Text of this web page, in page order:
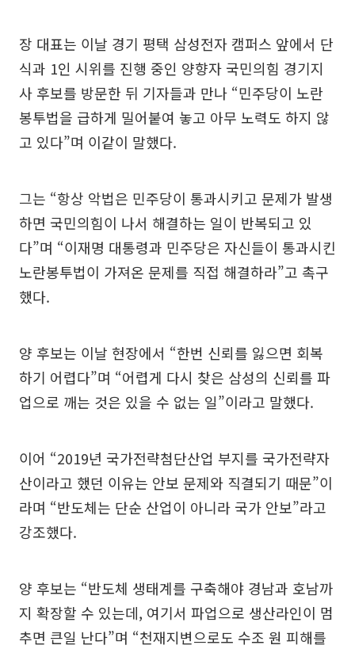
장 대표는 이날 경기 평택 삼성전자 캠퍼스 앞에서 단
식과 1인 시위를 진행 중인 양향자 국민의힘 경기지
사 후보를 방문한 뒤 기자들과 만나 “민주당이 노란
봉투법을 급하게 밀어붙여 놓고 아무 노력도 하지 않
고 있다”며 이같이 말했다.
그는 “항상 악법은 민주당이 통과시키고 문제가 발생
하면 국민의힘이 나서 해결하는 일이 반복되고 있
다”며 “이재명 대통령과 민주당은 자신들이 통과시킨
노란봉투법이 가져온 문제를 직접 해결하라”고 촉구
했다.
양 후보는 이날 현장에서 “한번 신뢰를 잃으면 회복
하기 어렵다”며 “어렵게 다시 찾은 삼성의 신뢰를 파
업으로 깨는 것은 있을 수 없는 일”이라고 말했다.
이어 “2019년 국가전략첨단산업 부지를 국가전략자
산이라고 했던 이유는 안보 문제와 직결되기 때문”이
라며 “반도체는 단순 산업이 아니라 국가 안보”라고
강조했다.
양 후보는 “반도체 생태계를 구축해야 경남과 호남까
지 확장할 수 있는데, 여기서 파업으로 생산라인이 멈
추면 큰일 난다”며 “천재지변으로도 수조 원 피해를